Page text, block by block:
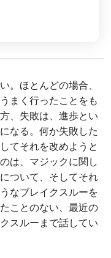
。ほとんどの場合、
まく行ったことをも
、失敗は、進歩とい
なる。何か失敗した
てそれを改めようと
は、マジックに関し
ついて、そしてそれ
なブレイクスルーを
ことのない、最近の
スルーまで話してい